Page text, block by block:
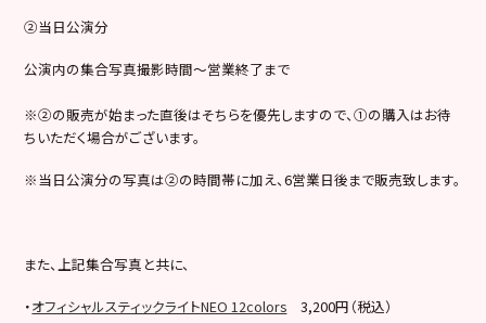
②当日公演分
公演内の集合写真撮影時間～営業終了まで
※②の販売が始まった直後はそちらを優先しますので、①の購入はお待
ちいただく場合がございます。
※当日公演分の写真は②の時間帯に加え、6営業日後まで販売致します。
また、上記集合写真と共に、
・オフィシャルスティックライトNEO 12colors 3,200円（税込）